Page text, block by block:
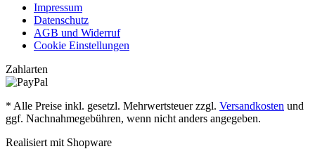
Impressum
Datenschutz
AGB und Widerruf
Cookie Einstellungen
Zahlarten
* Alle Preise inkl. gesetzl. Mehrwertsteuer zzgl. Versandkosten und
ggf. Nachnahmegebühren, wenn nicht anders angegeben.
Realisiert mit Shopware